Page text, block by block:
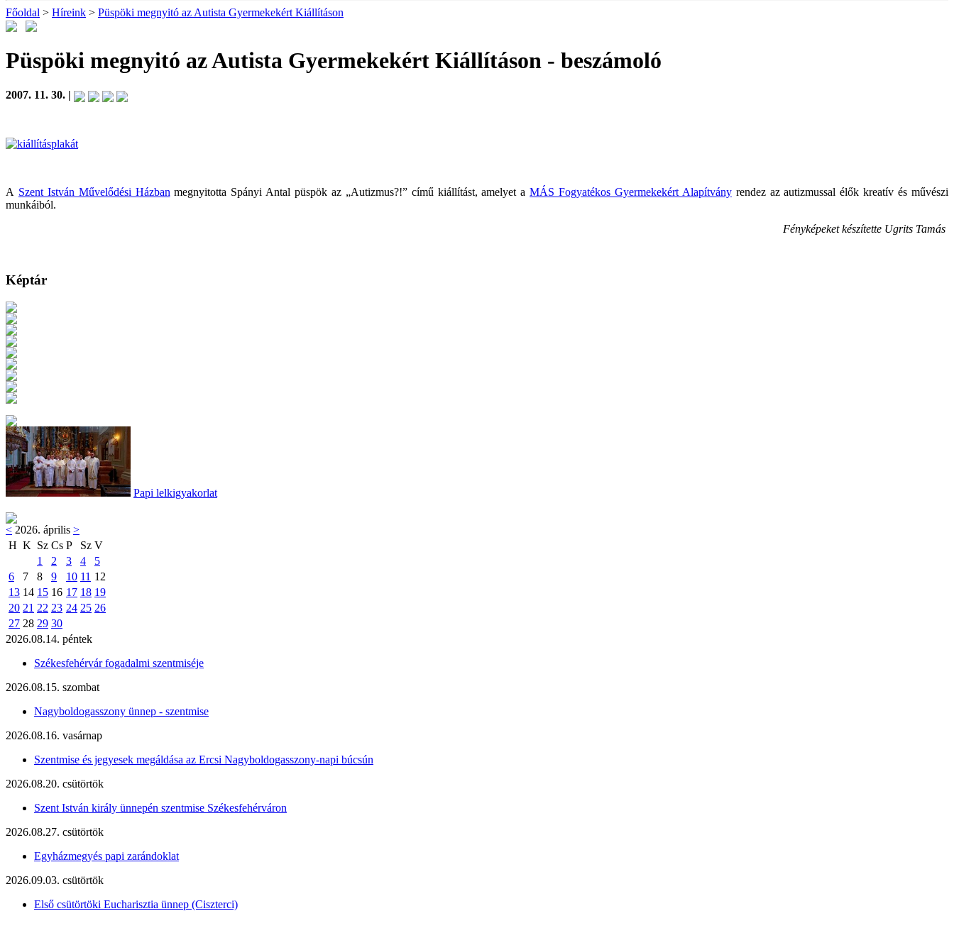
Főoldal > Híreink > Püspöki megnyitó az Autista Gyermekekért Kiállításon
Püspöki megnyitó az Autista Gyermekekért Kiállításon - beszámoló
2007. 11. 30. |
A Szent István Művelődési Házban megnyitotta Spányi Antal püspök az „Autizmus?!” című kiállítást, amelyet aMÁS Fogyatékos Gyermekekért Alapítványrendez az autizmussal élők kreatív és művészi
munkáiból.
Fényképeket készítette Ugrits Tamás
Képtár
Papi lelkigyakorlat
< 2026. április >
H K Sz Cs P Sz V
1
2 3 4
5
6
7 8 9 10 11 12
13 14 15 16 17 18 19
20 21 22 23 24 25 26
27 28 29 30
2026.08.14. péntek
Székesfehérvár fogadalmi szentmiséje
2026.08.15. szombat
Nagyboldogasszony ünnep - szentmise
2026.08.16. vasárnap
Szentmise és jegyesek megáldása az Ercsi Nagyboldogasszony-napi búcsún
2026.08.20. csütörtök
Szent István király ünnepén szentmise Székesfehérváron
2026.08.27. csütörtök
Egyházmegyés papi zarándoklat
2026.09.03. csütörtök
Első csütörtöki Eucharisztia ünnep (Ciszterci)